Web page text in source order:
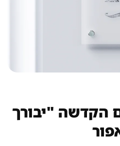
הקדשה "יבורך